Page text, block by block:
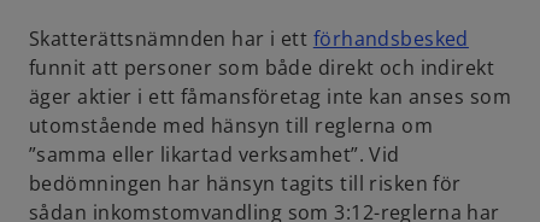
a
b
Skatterättsnämnden har i ett förhandsbesked
p
e
n
funnit att personer som både direkt och indirekt
äger aktier i ett fåmansföretag inte kan anses som
utomstående med hänsyn till reglerna om
”samma eller likartad verksamhet”. Vid
bedömningen har hänsyn tagits till risken för
sådan inkomstomvandling som 3:12-reglerna har